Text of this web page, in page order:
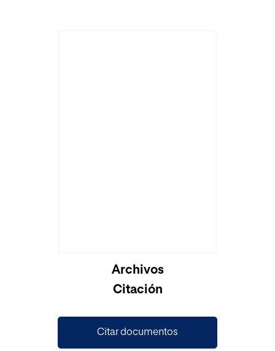
Archivos
Citación
Citar documentos